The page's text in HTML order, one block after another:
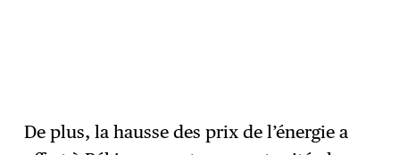
De plus, la hausse des prix de l’énergie a